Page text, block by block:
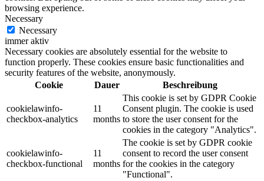
browsing experience.
Necessary
Necessary
immer aktiv
Necessary cookies are absolutely essential for the website to
function properly. These cookies ensure basic functionalities and
security features of the website, anonymously.
Cookie
Dauer Beschreibung
cookielawinfo-
checkbox-analytics
11
months
This cookie is set by GDPR Cookie
Consent plugin. The cookie is used
to store the user consent for the
cookies in the category "Analytics".
cookielawinfo-
checkbox-functional
11
months
The cookie is set by GDPR cookie
consent to record the user consent
for the cookies in the category
"Functional".